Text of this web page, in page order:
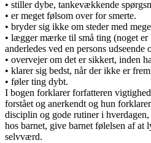
• stiller dybe, tankevækkende
• er meget følsom over for smerte.
• bryder sig ikke om steder med
• lægger mærke til små ting (noget er
anderledes ved en persons udseende
• overvejer om det er sikkert, inden
• klarer sig bedst, når der ikke er
• føler ting dybt.
I bogen forklarer forfatteren
forstået og anerkendt og hun
disciplin og gode rutiner i hverdagen,
hos barnet, give barnet følelsen af at
selvværd.